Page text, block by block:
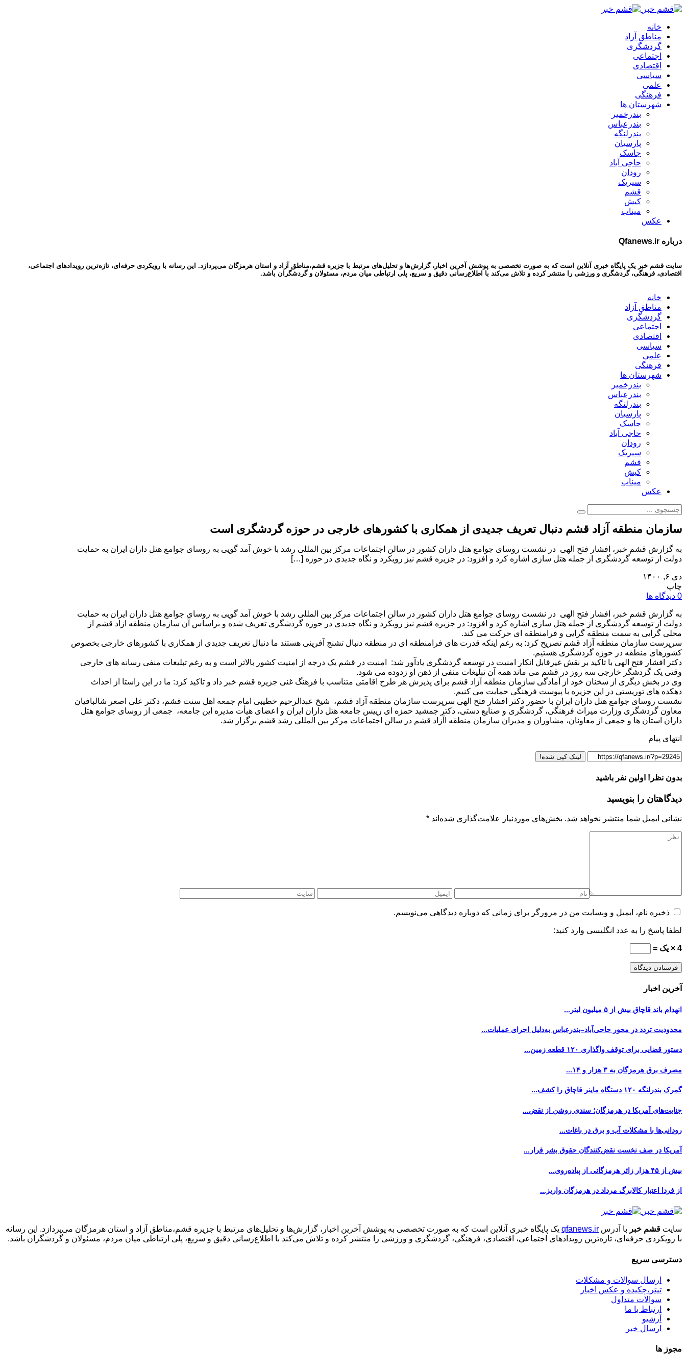
خانه
مناطق آزاد
گردشگری
اجتماعی
اقتصادی
سیاسی
علمی
فرهنگی
شهرستان ها
بندرخمیر
بندرعباس
بندرلنگه
پارسیان
جاسک
حاجی آباد
رودان
سیریک
قشم
کیش
میناب
عکس
درباره Qfanews.ir
سایت قشم خبر یک پایگاه خبری آنلاین است که به صورت تخصصی به پوشش آخرین اخبار، گزارش‌ها و تحلیل‌های مرتبط با جزیره قشم،مناطق آزاد و استان هرمزگان می‌پردازد. این رسانه با رویکردی حرفه‌ای، تازه‌ترین رویدادهای اجتماعی،
اقتصادی، فرهنگی، گردشگری و ورزشی را منتشر کرده و تلاش می‌کند با اطلاع‌رسانی دقیق و سریع، پلی ارتباطی میان مردم، مسئولان و گردشگران باشد.
خانه
مناطق آزاد
گردشگری
اجتماعی
اقتصادی
سیاسی
علمی
فرهنگی
شهرستان ها
بندرخمیر
بندرعباس
بندرلنگه
پارسیان
جاسک
حاجی آباد
رودان
سیریک
قشم
کیش
میناب
عکس
سازمان منطقه آزاد قشم دنبال تعریف جدیدی از همکاری با کشورهای خارجی در حوزه گردشگری است
به گزارش قشم خبر، افشار فتح الهی در نشست روسای جوامع هتل داران کشور در سالن اجتماعات مرکز بین المللی رشد با خوش آمد گویی به روسای جوامع هتل داران ایران به حمایت
دولت از توسعه گردشگری از جمله هتل سازی اشاره کرد و افزود: در جزیره قشم نیز رویکرد و نگاه جدیدی در حوزه […]
دی ۶, ۱۴۰۰
چاپ
0 دیدگاه ها
به گزارش قشم خبر، افشار فتح الهی در نشست روسای جوامع هتل داران کشور در سالن اجتماعات مرکز بین المللی رشد با خوش آمد گویی به روسای جوامع هتل داران ایران به حمایت
دولت از توسعه گردشگری از جمله هتل سازی اشاره کرد و افزود: در جزیره قشم نیز رویکرد و نگاه جدیدی در حوزه گردشگری تعریف شده و براساس آن سازمان منطقه ازاد قشم از
محلی گرایی به سمت منطقه گرایی و فرامنطقه ای حرکت می کند.
سرپرست سازمان منطقه آزاد قشم تصریح کرد: به رغم اینکه قدرت های فرامنطقه ای در منطقه دنبال تشنج آفرینی هستند ما دنبال تعریف جدیدی از همکاری با کشورهای خارجی بخصوص
کشورهای منطقه در حوزه گردشگری هستیم.
دکتر افشار فتح الهی با تاکید بر نقش غیرقابل انکار امنیت در توسعه گردشگری یادآور شد: امنیت در قشم یک درجه از امنیت کشور بالاتر است و به رغم تبلیغات منفی رسانه های خارجی
وقتی یک گردشگر خارجی سه روز در قشم می ماند همه آن تبلیغات منفی از ذهن او زدوده می شود.
وی در بخش دیگری از سخنان خود از آمادگی سازمان منطقه آزاد قشم برای پذیرش هر طرح اقامتی متناسب با فرهنگ غنی جزیره قشم خبر داد و تاکید کرد: ما در این راستا از احداث
دهکده های توریستی در این جزیره با پیوست فرهنگی حمایت می کنیم.
نشست روسای جوامع هتل‌ داران ایران با حضور دکتر افشار فتح الهی سرپرست سازمان منطقه آزاد قشم، شیخ عبدالرحیم خطیبی امام جمعه اهل سنت قشم، دکتر علی اصغر شالبافیان
معاون گردشگری وزارت میراث ‌فرهنگی، گردشگری و صنایع دستی، دکتر جمشید حمزه ای رییس جامعه هتل داران ایران و اعضای هیأت مدیره این جامعه، جمعی از روسای جوامع هتل
داران استان ها و جمعی از معاونان، مشاوران و مدیران سازمان منطقه اآزاد قشم در سالن اجتماعات مرکز بین المللی رشد قشم برگزار شد.
انتهای پیام
لینک کپی شده!
بدون نظر! اولین نفر باشید
دیدگاهتان را بنویسید
نشانی ایمیل شما منتشر نخواهد شد. بخش‌های موردنیاز علامت‌گذاری شده‌اند *
ذخیره نام، ایمیل و وبسایت من در مرورگر برای زمانی که دوباره دیدگاهی می‌نویسم.
لطفا پاسخ را به عدد انگلیسی وارد کنید:
4 × یک =
آخرین اخبار
انهدام باند قاچاق بیش از ۵ میلیون لیتر...
محدودیت تردد در محور حاجی‌آباد–بندرعباس به‌دلیل اجرای عملیات...
دستور قضایی برای توقف واگذاری ۱۲۰ قطعه زمین...
مصرف برق هرمزگان به ۳ هزار و ۱۴...
گمرک بندرلنگه ۱۲۰ دستگاه ماینر قاچاق را کشف...
جنایت‌های آمریکا در هرمزگان؛ سندی روشن از نقض...
رودانی‌ها با مشکلات آب و برق در باغات...
آمریکا در صف نخست نقض‌کنندگان حقوق بشر قرار...
بیش از ۴۵ هزار زائر هرمزگانی از پیاده‌روی...
از فردا اعتبار کالابرگ مرداد در هرمزگان واریز...
سایت قشم خبر با آدرس qfanews.ir یک پایگاه خبری آنلاین است که به صورت تخصصی به پوشش آخرین اخبار، گزارش‌ها و تحلیل‌های مرتبط با جزیره قشم،مناطق آزاد و استان هرمزگان می‌پردازد. این رسانه
با رویکردی حرفه‌ای، تازه‌ترین رویدادهای اجتماعی، اقتصادی، فرهنگی، گردشگری و ورزشی را منتشر کرده و تلاش می‌کند با اطلاع‌رسانی دقیق و سریع، پلی ارتباطی میان مردم، مسئولان و گردشگران باشد.
دسترسی سریع
ارسال سوالات و مشکلات
تیتر،چکیده و عکس اخبار
سوالات متداول
ارتباط با ما
آرشیو
ارسال خبر
مجوز ها